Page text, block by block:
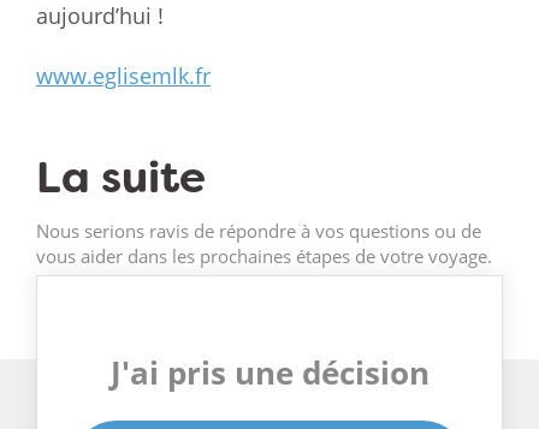
aujourd’hui !
www.eglisemlk.fr
La suite
Nous serions ravis de répondre à vos questions ou de
vous aider dans les prochaines étapes de votre voyage.
J'ai pris une décision